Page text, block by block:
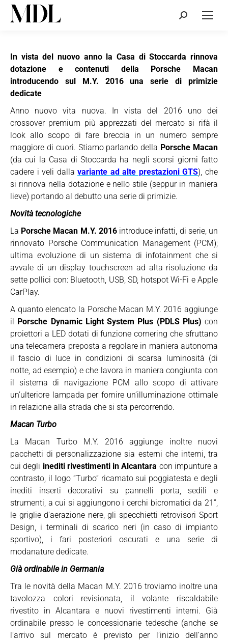
Cerca:
In vista del nuovo anno la Casa di Stoccarda rinnova
dotazione e contenuti della Porsche Macan
introducendo sul M.Y. 2016 una serie di primizie
dedicate
Anno nuovo vita nuova. In vista del 2016 uno dei
crossover premium più apprezzati del mercato si rifà il
look allo scopo di fare breccia in un numero sempre
maggiore di cuori. Stiamo parlando della Porsche Macan
(da cui la Casa di Stoccarda ha negli scorsi giorni fatto
cadere i veli dallavariante ad alte prestazioni GTS), che
si rinnova nella dotazione e nello stile (seppur in maniera
lieve) portando al debutto una serie di primizie.
Novità tecnologiche
La Porsche Macan M.Y. 2016introduce infatti, di serie, un
rinnovato Porsche Communication Management (PCM);
ultima evoluzione di un sistema di infotainment che si
avvale di un display touchscreen ad alta risoluzione da
sette pollici con: Bluetooth, USB, SD, hotspot Wi-Fi e Apple
CarPlay.
A quanto elencato la Porsche Macan M.Y. 2016 aggiunge
il Porsche Dynamic Light System Plus (PDLS Plus) con
proiettori a LED dotati di funzione cornering che sfruttano
una telecamera preposta a regolare in maniera autonoma
il fascio di luce in condizioni di scarsa luminosità (di
notte, ad esempio) e che lavora in maniera congiunta con
il sistema di navigazione PCM allo scopo di attivare
un’ulteriore lampada per fornire un’illuminazione ottimale
in relazione alla strada che si sta percorrendo.
Macan Turbo
La Macan Turbo M.Y. 2016 aggiunge inoltre nuovi
pacchetti di personalizzazione sia esterni che interni, tra
cui degli inediti rivestimenti in Alcantara con impunture a
contrasto, il logo “Turbo” ricamato sui poggiatesta e degli
inediti inserti decorativi su pannelli porta, sedili e
strumenti, a cui si aggiungono i cerchi bicromatici da 21”,
le griglie d’aerazione nere, gli specchietti retrovisori Sport
Design, i terminali di scarico neri (in caso di impianto
sportivo), i fari posteriori oscurati e una serie di
modanature dedicate.
Già ordinabile in Germania
Tra le novità della Macan M.Y. 2016 troviamo inoltre una
tavolozza colori revisionata, il volante riscaldabile
rivestito in Alcantara e nuovi rivestimenti interni. Già
ordinabile presso le concessionarie tedesche (anche se
l’arrivo sul mercato è previsto per l’inizio dell’anno